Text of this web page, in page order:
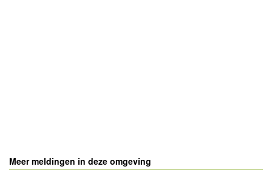
Meer meldingen in deze omgeving